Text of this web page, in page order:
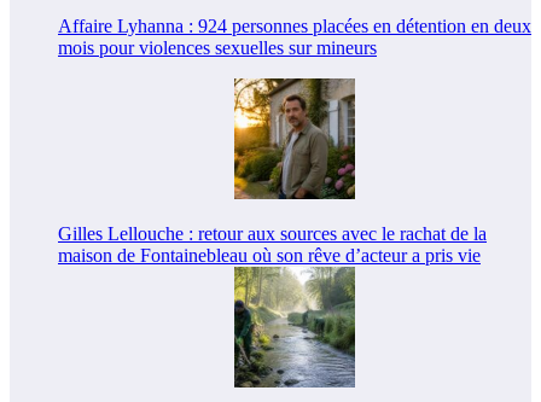
Affaire Lyhanna : 924 personnes placées en détention en deux
mois pour violences sexuelles sur mineurs
Gilles Lellouche : retour aux sources avec le rachat de la
maison de Fontainebleau où son rêve d’acteur a pris vie